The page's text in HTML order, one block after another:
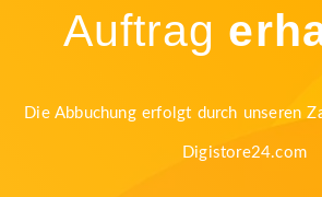
Auftrag
Die Abbuchung erfolgt durch unseren
Digistore24.com